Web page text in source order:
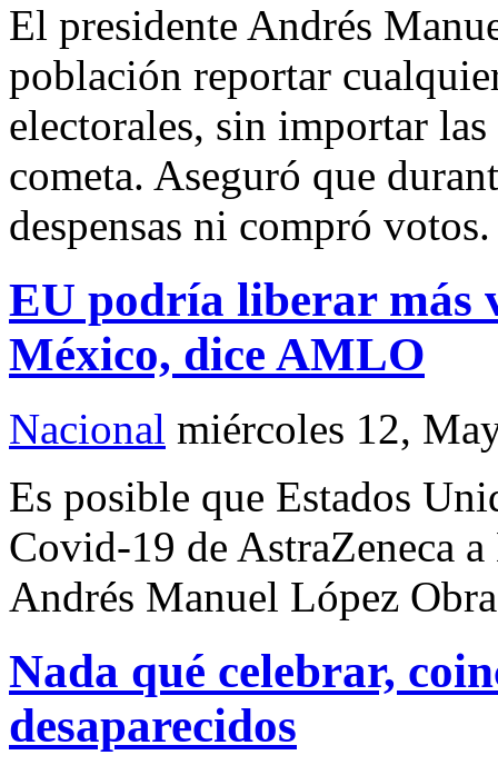
El presidente Andrés
población reportar
electorales, sin importar
cometa. Aseguró que
despensas ni compró votos.
EU podría liberar más
México, dice AMLO
Nacional miércoles 12,
Es posible que Estados
Covid-19 de AstraZeneca
Andrés Manuel López
Nada qué celebrar,
desaparecidos